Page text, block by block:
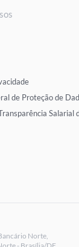
de Proteção de
Salarial
Norte,